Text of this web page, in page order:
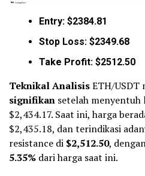
Entry: $2384.81
Stop Loss: $2349.68
Take Profit: $2512.50
Teknikal AnalisisETH/USDT
signifikan setelah menyentuh
$2,434.17. Saat ini, harga
$2,435.18, dan terindikasi
resistance di $2,512.50,
5.35% dari harga saat ini.